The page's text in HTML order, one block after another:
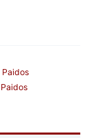
Paidos
Paidos